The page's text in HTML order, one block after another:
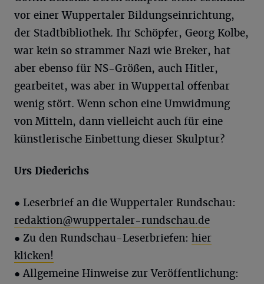
vor einer Wuppertaler Bildungseinrichtung,
der Stadtbibliothek. Ihr Schöpfer, Georg Kolbe,
war kein so strammer Nazi wie Breker, hat
aber ebenso für NS-Größen, auch Hitler,
gearbeitet, was aber in Wuppertal offenbar
wenig stört. Wenn schon eine Umwidmung
von Mitteln, dann vielleicht auch für eine
künstlerische Einbettung dieser Skulptur?
Urs Diederichs
● Leserbrief an die Wuppertaler Rundschau:
redaktion@wuppertaler-rundschau.de
● Zu den Rundschau-Leserbriefen: hier
klicken!
● Allgemeine Hinweise zur Veröffentlichung: